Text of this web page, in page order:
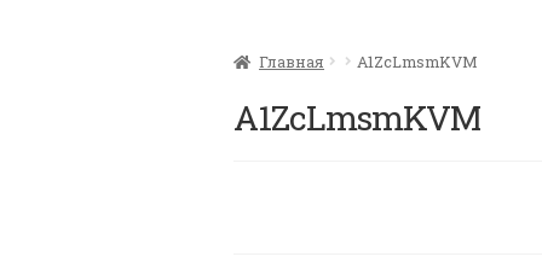
Главная A1ZcLmsmKVM
A1ZcLmsmKVM